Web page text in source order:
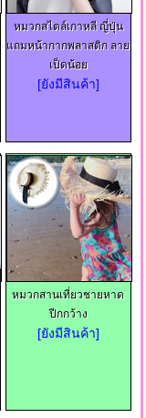
หมวกสไตล์เกาหลี ญี่ปุ่น
แถมหน้ากากพลาสติก ลาย
เป็ดน้อย
[ยังมีสินค้า]
หมวกสานเที่ยวชายหาด
ปีกกว้าง
[ยังมีสินค้า]